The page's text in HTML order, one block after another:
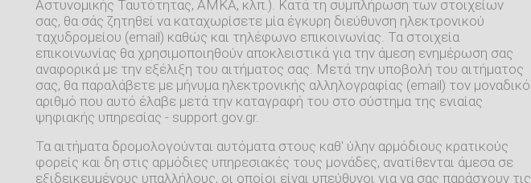
Αστυνομικής Ταυτότητας, ΑΜΚΑ, κλπ.). Κατά τη συμπλήρωση των στοιχείων
σας, θα σάς ζητηθεί να καταχωρίσετε μία έγκυρη διεύθυνση ηλεκτρονικού
ταχυδρομείου (email) καθώς και τηλέφωνο επικοινωνίας. Τα στοιχεία
επικοινωνίας θα χρησιμοποιηθούν αποκλειστικά για την άμεση ενημέρωση σας
αναφορικά με την εξέλιξη του αιτήματος σας. Μετά την υποβολή του αιτήματος
σας, θα παραλάβετε με μήνυμα ηλεκτρονικής αλληλογραφίας (email) τον μοναδικό
αριθμό που αυτό έλαβε μετά την καταγραφή του στο σύστημα της ενιαίας
ψηφιακής υπηρεσίας - support.gov.gr.
Τα αιτήματα δρομολογούνται αυτόματα στους καθ' ύλην αρμόδιους κρατικούς
φορείς και δη στις αρμόδιες υπηρεσιακές τους μονάδες, ανατίθενται άμεσα σε
εξιδεικευμένους υπαλλήλους, οι οποίοι είναι υπεύθυνοι για να σας παράσχουν τις